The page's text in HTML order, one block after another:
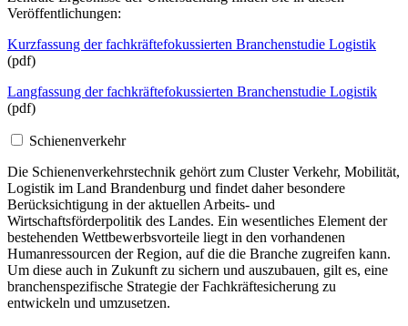
Veröffentlichungen:
Kurzfassung der fachkräftefokussierten Branchenstudie Logistik
(pdf)
Langfassung der fachkräftefokussierten Branchenstudie Logistik
(pdf)
Schienenverkehr
Die Schienenverkehrstechnik gehört zum Cluster Verkehr, Mobilität,
Logistik im Land Brandenburg und findet daher besondere
Berücksichtigung in der aktuellen Arbeits- und
Wirtschaftsförderpolitik des Landes. Ein wesentliches Element der
bestehenden Wettbewerbsvorteile liegt in den vorhandenen
Humanressourcen der Region, auf die die Branche zugreifen kann.
Um diese auch in Zukunft zu sichern und auszubauen, gilt es, eine
branchenspezifische Strategie der Fachkräftesicherung zu
entwickeln und umzusetzen.